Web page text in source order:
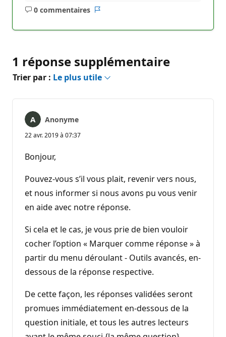
0 commentaires
Aucun
1 réponse supplémentaire
Trier par : Le plus utile
Anonyme
22 avr. 2019 à 07:37
Bonjour,
Pouvez-vous s’il vous plait, revenir vers nous,
et nous informer si nous avons pu vous venir
en aide avec notre réponse.
Si cela et le cas, je vous prie de bien vouloir
cocher l’option « Marquer comme réponse » à
partir du menu déroulant - Outils avancés, en-
dessous de la réponse respective.
De cette façon, les réponses validées seront
promues immédiatement en-dessous de la
question initiale, et tous les autres lecteurs